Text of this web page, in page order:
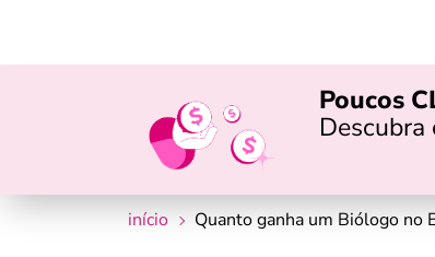
Poucos
Descubra
início Quanto ganha um Biólogo no